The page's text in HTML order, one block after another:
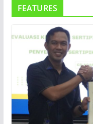
FEATURES